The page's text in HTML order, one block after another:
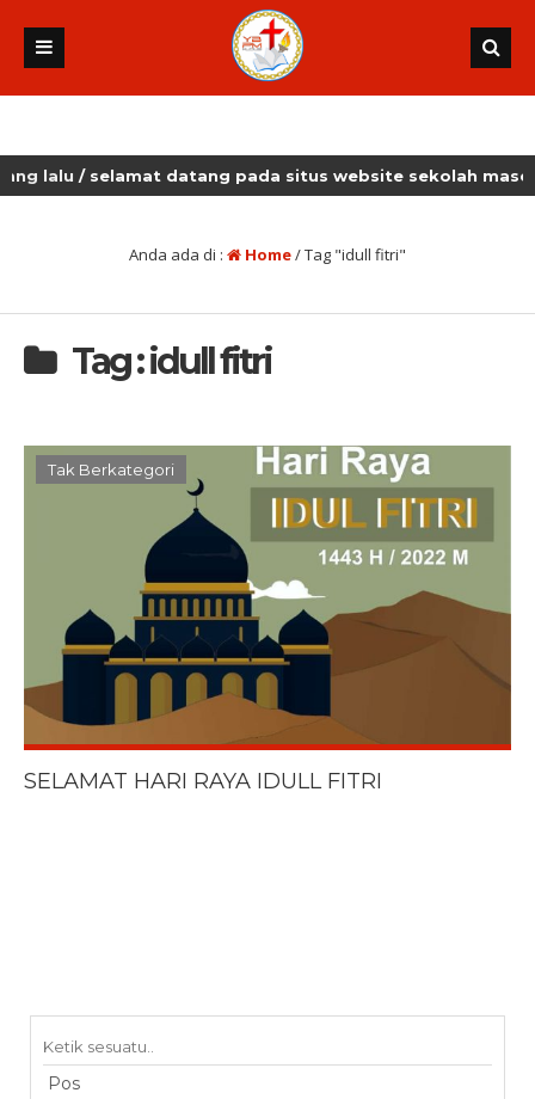
/ selamat datang pada situs website sekolah masehi
Anda ada di : Home/Tag "idull fitri"
Tag : idull fitri
Tak Berkategori
SELAMAT HARI RAYA IDULL FITRI